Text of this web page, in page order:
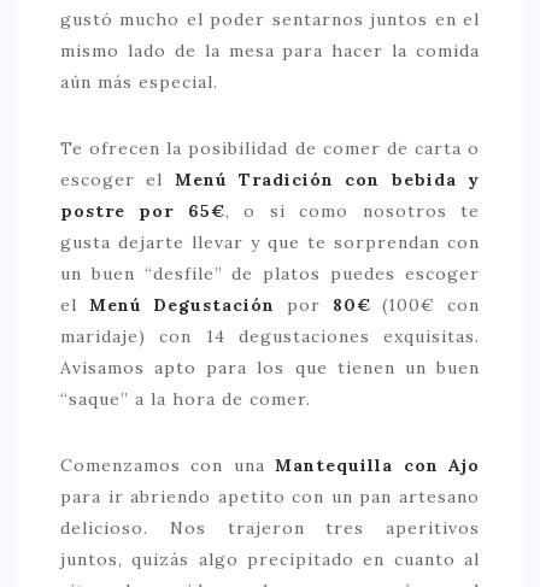
gustó mucho el poder sentarnos juntos en el
mismo lado de la mesa para hacer la comida
aún más especial.
Te ofrecen la posibilidad de comer de carta o
escoger el Menú Tradición con bebida y
postre por 65€, o si como nosotros te
gusta dejarte llevar y que te sorprendan con
un buen “desfile” de platos puedes escoger
el Menú Degustación por 80€ (100€ con
maridaje) con 14 degustaciones exquisitas.
Avisamos apto para los que tienen un buen
“saque” a la hora de comer.
Comenzamos con unaMantequilla con Ajo
para ir abriendo apetito con un pan artesano
delicioso. Nos trajeron tres aperitivos
juntos, quizás algo precipitado en cuanto al